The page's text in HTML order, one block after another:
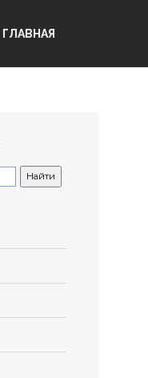
ГЛАВНАЯ